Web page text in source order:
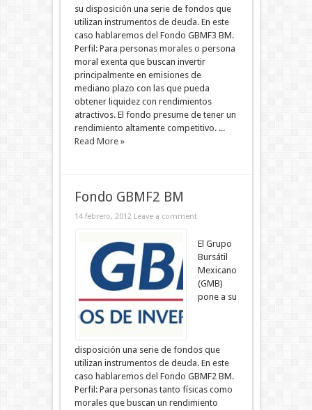
su disposición una serie de fondos que
utilizan instrumentos de deuda. En este
caso hablaremos del Fondo GBMF3 BM.
Perfil: Para personas morales o persona
moral exenta que buscan invertir
principalmente en emisiones de
mediano plazo con las que pueda
obtener liquidez con rendimientos
atractivos. El fondo presume de tener un
rendimiento altamente competitivo. ...
Read More »
Fondo GBMF2 BM
14 febrero, 2012 Leave a comment
El Grupo
Bursátil
Mexicano
(GMB)
pone a su
disposición una serie de fondos que
utilizan instrumentos de deuda. En este
caso hablaremos del Fondo GBMF2 BM.
Perfil: Para personas tanto físicas como
morales que buscan un rendimiento